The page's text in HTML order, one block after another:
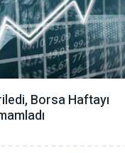
Borsa Haftayı